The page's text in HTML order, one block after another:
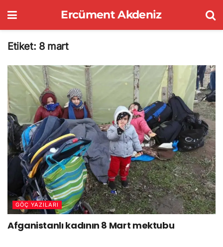
Ercüment Akdeniz
Etiket: 8 mart
GÖÇ YAZILARI
Afganistanlı kadının 8 Mart mektubu